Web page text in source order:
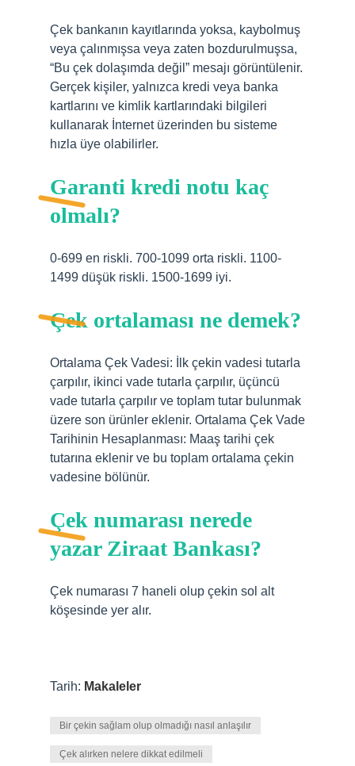
Çek bankanın kayıtlarında yoksa, kaybolmuş
veya çalınmışsa veya zaten bozdurulmuşsa,
“Bu çek dolaşımda değil” mesajı görüntülenir.
Gerçek kişiler, yalnızca kredi veya banka
kartlarını ve kimlik kartlarındaki bilgileri
kullanarak İnternet üzerinden bu sisteme
hızla üye olabilirler.
Garanti kredi notu kaç
olmalı?
0-699 en riskli. 700-1099 orta riskli. 1100-
1499 düşük riskli. 1500-1699 iyi.
Çek ortalaması ne demek?
Ortalama Çek Vadesi: İlk çekin vadesi tutarla
çarpılır, ikinci vade tutarla çarpılır, üçüncü
vade tutarla çarpılır ve toplam tutar bulunmak
üzere son ürünler eklenir. Ortalama Çek Vade
Tarihinin Hesaplanması: Maaş tarihi çek
tutarına eklenir ve bu toplam ortalama çekin
vadesine bölünür.
Çek numarası nerede
yazar Ziraat Bankası?
Çek numarası 7 haneli olup çekin sol alt
köşesinde yer alır.
Tarih: Makaleler
Bir çekin sağlam olup olmadığı nasıl anlaşılır
Çek alırken nelere dikkat edilmeli